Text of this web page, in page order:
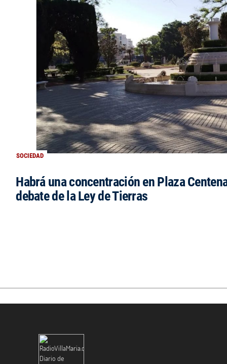
SOCIEDAD
Habrá una concentración en Plaza
debate de la Ley de Tierras